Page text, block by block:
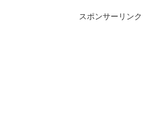
スポンサーリンク